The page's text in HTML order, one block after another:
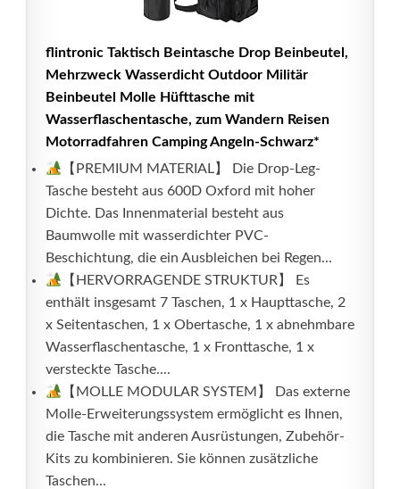
flintronic Taktisch Beintasche Drop Beinbeutel,
Mehrzweck Wasserdicht Outdoor Militär
Beinbeutel Molle Hüfttasche mit
Wasserflaschentasche, zum Wandern Reisen
Motorradfahren Camping Angeln-Schwarz*
【PREMIUM MATERIAL】 Die Drop-Leg-
Tasche besteht aus 600D Oxford mit hoher
Dichte. Das Innenmaterial besteht aus
Baumwolle mit wasserdichter PVC-
Beschichtung, die ein Ausbleichen bei Regen...
【HERVORRAGENDE STRUKTUR】 Es
enthält insgesamt 7 Taschen, 1 x Haupttasche, 2
x Seitentaschen, 1 x Obertasche, 1 x abnehmbare
Wasserflaschentasche, 1 x Fronttasche, 1 x
versteckte Tasche....
【MOLLE MODULAR SYSTEM】 Das externe
Molle-Erweiterungssystem ermöglicht es Ihnen,
die Tasche mit anderen Ausrüstungen, Zubehör-
Kits zu kombinieren. Sie können zusätzliche
Taschen...